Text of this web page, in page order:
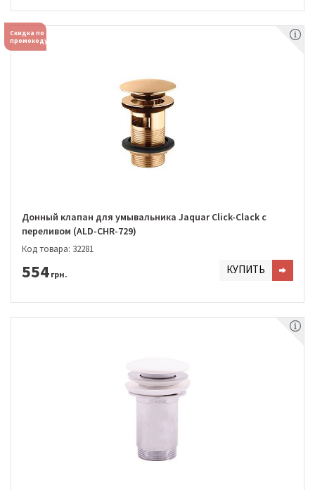
Скидка по
промокоду
Донный клапан для умывальника Jaquar Click-Clack с
переливом (ALD-CHR-729)
Код товара: 32281
554 грн. КУПИТЬ